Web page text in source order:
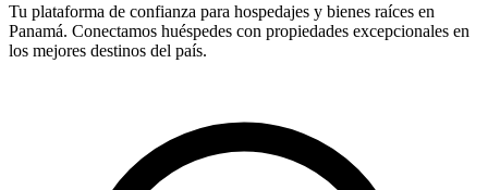
Tu plataforma de confianza para hospedajes y bienes raíces en
Panamá. Conectamos huéspedes con propiedades excepcionales en
los mejores destinos del país.